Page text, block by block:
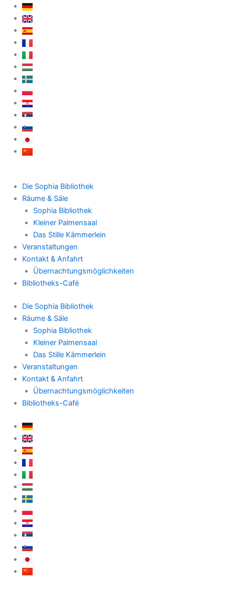
Zum
Inhalt
springen
Die Sophia Bibliothek
Räume & Säle
Sophia Bibliothek
Kleiner Palmensaal
Das Stille Kämmerlein
Veranstaltungen
Kontakt & Anfahrt
Übernachtungsmöglichkeiten
Bibliotheks-Café
Die Sophia Bibliothek
Räume & Säle
Sophia Bibliothek
Kleiner Palmensaal
Das Stille Kämmerlein
Veranstaltungen
Kontakt & Anfahrt
Übernachtungsmöglichkeiten
Bibliotheks-Café